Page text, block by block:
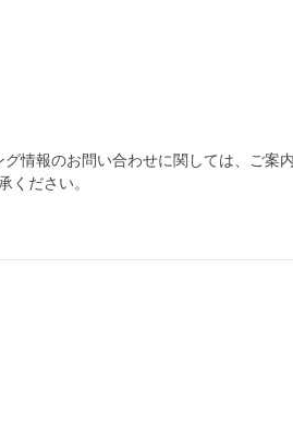
情報のお問い合わせに関しては、ご案
ください。